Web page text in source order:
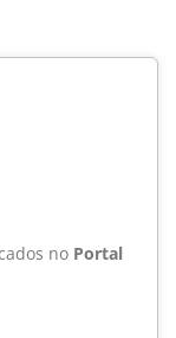
no Portal